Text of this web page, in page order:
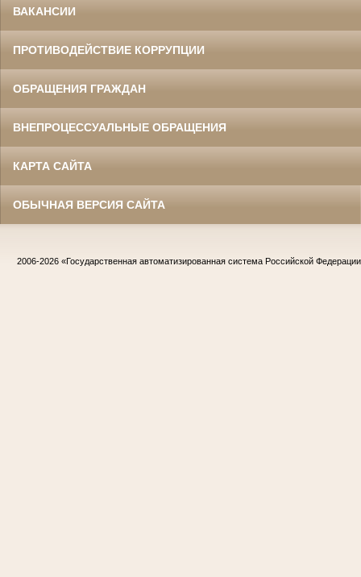
ВАКАНСИИ
ПРОТИВОДЕЙСТВИЕ КОРРУПЦИИ
ОБРАЩЕНИЯ ГРАЖДАН
ВНЕПРОЦЕССУАЛЬНЫЕ ОБРАЩЕНИЯ
КАРТА САЙТА
ОБЫЧНАЯ ВЕРСИЯ САЙТА
2006-2026 «Государственная автоматизированная система Российской